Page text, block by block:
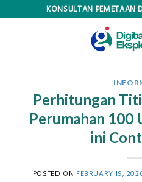
KONSULTAN PEMETAAN
Perhitungan
Perumahan 100
ini
POSTED ON FEBRUARY 19,